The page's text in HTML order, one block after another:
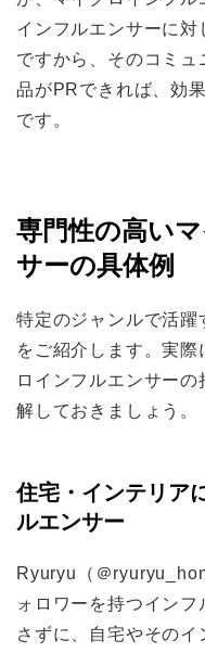
インフルエンサーに対
ですから、そのコミ
品がPRできれば、効
です。
専門性の高い
サーの具体例
特定のジャンルで活躍
をご紹介します。実際
ロインフルエンサー
解しておきましょう。
住宅・インテリア
ルエンサー
Ryuryu（＠
ォロワーを持つイン
さずに、自宅やその